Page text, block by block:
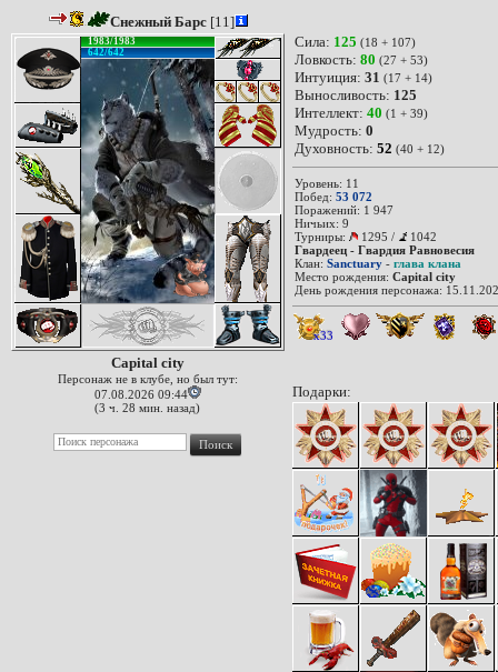
Снежный Барс[11]
1983/1983
642/642
Capital city
Персонаж не в клубе, но был тут:
07.08.2026 09:44
(3 ч. 28 мин. назад)
Сила: 125 (18 + 107)
Ловкость: 80 (27 + 53)
Интуиция: 31 (17 + 14)
Выносливость: 125
Интеллект: 40 (1 + 39)
Мудрость: 0
Духовность: 52 (40 + 12)
Уровень: 11
Побед: 53 072
Поражений: 1 947
Ничьих: 9
Турниры:
1295 /
1042
Гвардеец - Гвардия Равновесия
Клан: Sanctuary - глава клана
Место рождения: Capital city
День рождения персонажа:
x33
Подарки: